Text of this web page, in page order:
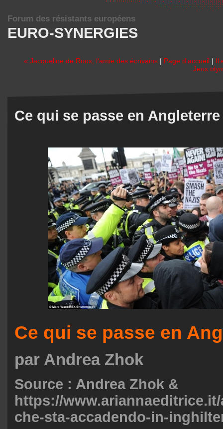
EURO-SYNERGIES
Forum des résistants européens
« Jacqueline de Roux, l'amie des écrivains | Page d'accueil | Il
Jeux
Ce qui se passe en Angleterre
Ce qui se passe en
par Andrea Zhok
Source : Andrea Zhok &
https://
che-sta-accadendo-in-